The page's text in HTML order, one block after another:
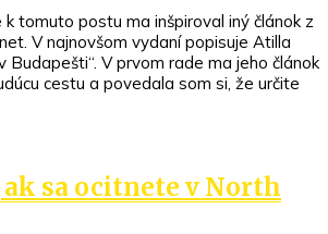
k tomuto postu ma inšpiroval iný článok z
V najnovšom vydaní popisuje Atilla
Budapešti“. V prvom rade ma jeho článok
cestu a povedala som si, že určite
ak sa ocitnete v North